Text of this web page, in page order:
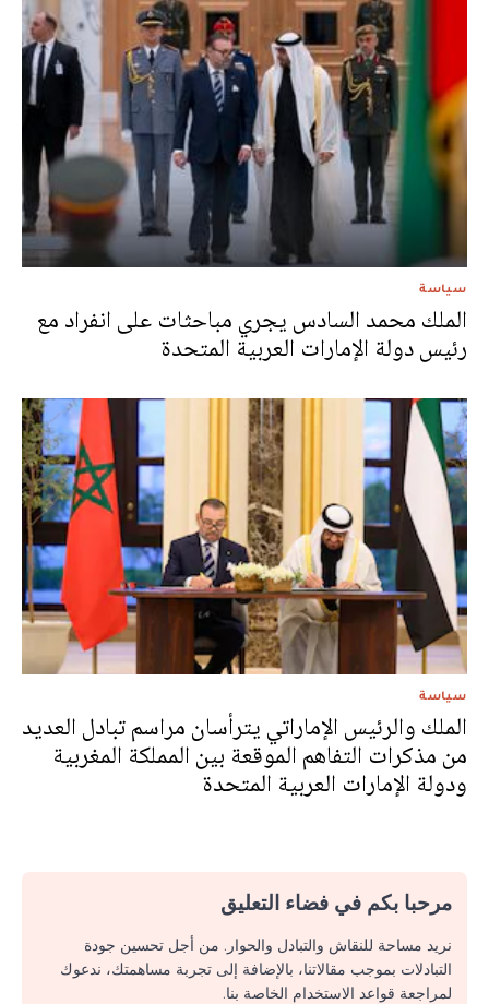
سياسة
الملك محمد السادس يجري مباحثات على انفراد مع
رئيس دولة الإمارات العربية المتحدة
سياسة
الملك والرئيس الإماراتي يترأسان مراسم تبادل العديد
من مذكرات التفاهم الموقعة بين المملكة المغربية
ودولة الإمارات العربية المتحدة
مرحبا بكم في فضاء التعليق
نريد مساحة للنقاش والتبادل والحوار. من أجل تحسين جودة
التبادلات بموجب مقالاتنا، بالإضافة إلى تجربة مساهمتك، ندعوك
لمراجعة قواعد الاستخدام الخاصة بنا.